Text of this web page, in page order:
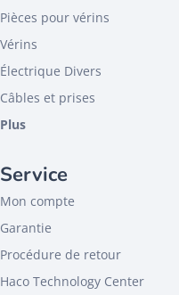
Pièces pour vérins
Vérins
Électrique Divers
Câbles et prises
Plus
Service
Mon compte
Garantie
Procédure de retour
Haco Technology Center